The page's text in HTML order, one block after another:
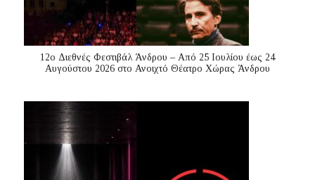
12ο Διεθνές Φεστιβάλ Άνδρου – Από 25 Ιουλίου έως 24
Αυγούστου 2026 στο Ανοιχτό Θέατρο Χώρας Άνδρου